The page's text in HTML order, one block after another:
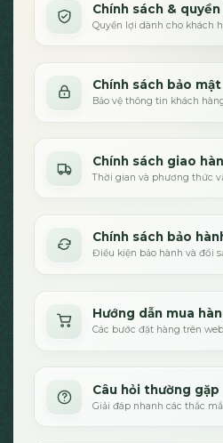
Chính sách &
Quyền lợi dành cho khách
Chính sách bảo mật
Bảo vệ thông tin khách
Chính sách giao
Thời gian và phương thức
Chính sách bảo
Điều kiện bảo hành và đổi
Hướng dẫn mua
Các bước đặt hàng trên
Câu hỏi thường gặp
Giải đáp nhanh các thắc